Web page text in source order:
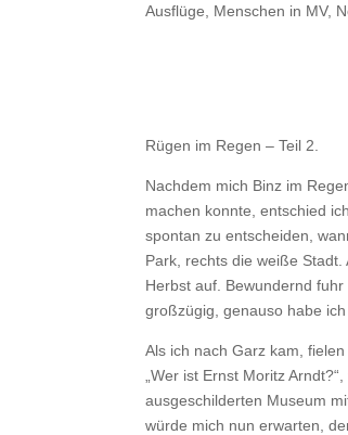
Ausflüge Menschen in MV,
Rügen im Regen – Teil 2.
Nachdem mich Binz im
machen konnte, entschied
spontan zu entscheiden,
Park, rechts die weiße
Herbst auf. Bewundernd
großzügig, genauso habe
Als ich nach Garz kam,
„Wer ist Ernst Moritz
ausgeschilderten Museum
würde mich nun erwarten,